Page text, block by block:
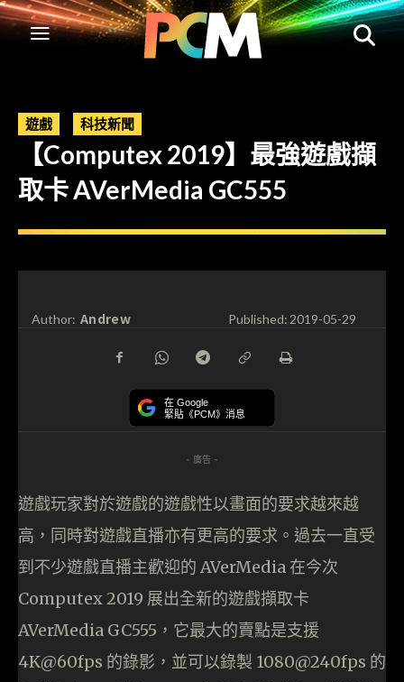
遊戲 科技新聞
【Computex 2019】最強遊戲擷
取卡 AVerMedia GC555
Author: Andrew Published:2019-05-29
在 Google
緊貼《PCM》消息
- 廣告 -
遊戲玩家對於遊戲的遊戲性以畫面的要求越來越
高，同時對遊戲直播亦有更高的要求。過去一直受
到不少遊戲直播主歡迎的 AVerMedia 在今次
Computex 2019 展出全新的遊戲擷取卡
AVerMedia GC555，它最大的賣點是支援
4K@60fps 的錄影，並可以錄製 1080@240fps 的